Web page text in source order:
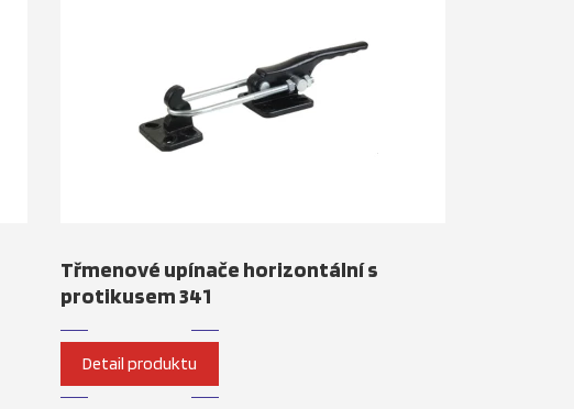
Třmenové upínače horizontální s
protikusem 341
Detail produktu